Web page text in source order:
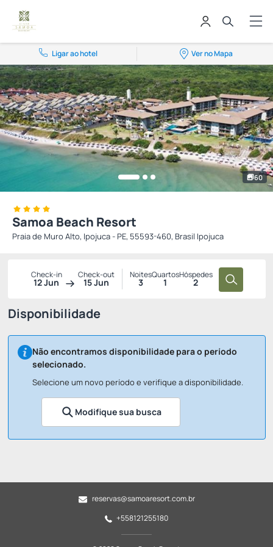
Ligar ao hotel Ver no Mapa
60
Samoa Beach Resort
Praia de Muro Alto, Ipojuca - PE, 55593-460, Brasil Ipojuca
Check-in
12 Jun
Check-out
15 Jun
Noites
3
Quartos
1
Hóspedes
2
Disponibilidade
Não encontramos disponibilidade para o período
selecionado.
Selecione um novo período e verifique a disponibilidade.
Modifique sua busca
reservas@samoaresort.com.br
+558121255180